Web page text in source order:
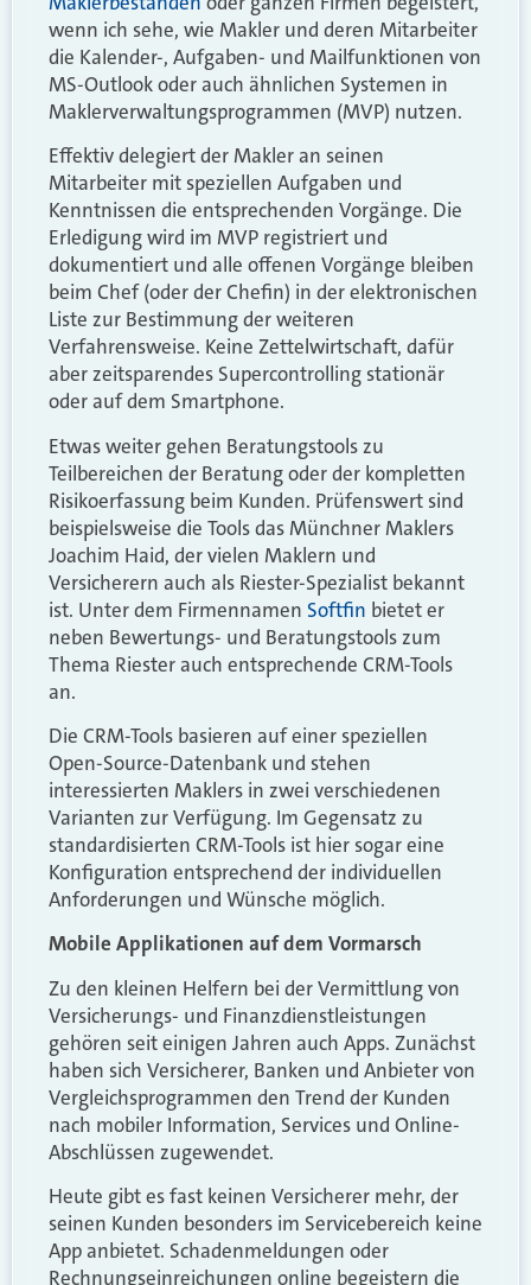
wenn ich sehe, wie Makler und deren Mitarbeiter
die Kalender-, Aufgaben- und Mailfunktionen von
MS-Outlook oder auch ähnlichen Systemen in
Maklerverwaltungsprogrammen (MVP) nutzen.
Effektiv delegiert der Makler an seinen
Mitarbeiter mit speziellen Aufgaben und
Kenntnissen die entsprechenden Vorgänge. Die
Erledigung wird im MVP registriert und
dokumentiert und alle offenen Vorgänge bleiben
beim Chef (oder der Chefin) in der elektronischen
Liste zur Bestimmung der weiteren
Verfahrensweise. Keine Zettelwirtschaft, dafür
aber zeitsparendes Supercontrolling stationär
oder auf dem Smartphone.
Etwas weiter gehen Beratungstools zu
Teilbereichen der Beratung oder der kompletten
Risikoerfassung beim Kunden. Prüfenswert sind
beispielsweise die Tools das Münchner Maklers
Joachim Haid, der vielen Maklern und
Versicherern auch als Riester-Spezialist bekannt
ist. Unter dem Firmennamen Softfin bietet er
neben Bewertungs- und Beratungstools zum
Thema Riester auch entsprechende CRM-Tools
an.
Die CRM-Tools basieren auf einer speziellen
Open-Source-Datenbank und stehen
interessierten Maklers in zwei verschiedenen
Varianten zur Verfügung. Im Gegensatz zu
standardisierten CRM-Tools ist hier sogar eine
Konfiguration entsprechend der individuellen
Anforderungen und Wünsche möglich.
Mobile Applikationen auf dem Vormarsch
Zu den kleinen Helfern bei der Vermittlung von
Versicherungs- und Finanzdienstleistungen
gehören seit einigen Jahren auch Apps. Zunächst
haben sich Versicherer, Banken und Anbieter von
Vergleichsprogrammen den Trend der Kunden
nach mobiler Information, Services und Online-
Abschlüssen zugewendet.
Heute gibt es fast keinen Versicherer mehr, der
seinen Kunden besonders im Servicebereich keine
App anbietet. Schadenmeldungen oder
Rechnungseinreichungen online begeistern die